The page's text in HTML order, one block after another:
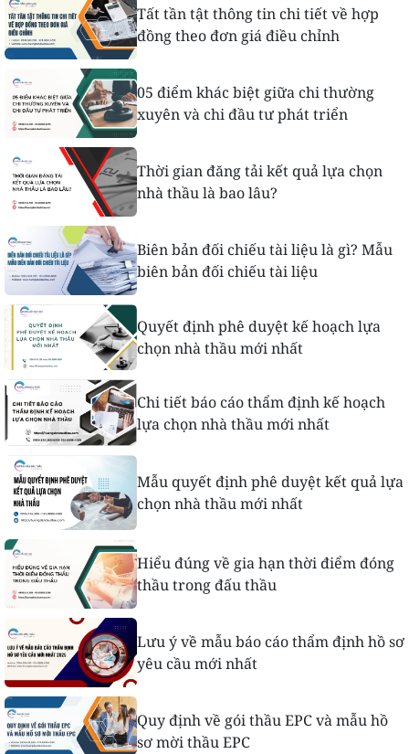
Tất tần tật thông tin chi tiết về hợp
đồng theo đơn giá điều chỉnh
05 điểm khác biệt giữa chi thường
xuyên và chi đầu tư phát triển
Thời gian đăng tải kết quả lựa chọn
nhà thầu là bao lâu?
Biên bản đối chiếu tài liệu là gì? Mẫu
biên bản đối chiếu tài liệu
Quyết định phê duyệt kế hoạch lựa
chọn nhà thầu mới nhất
Chi tiết báo cáo thẩm định kế hoạch
lựa chọn nhà thầu mới nhất
Mẫu quyết định phê duyệt kết quả lựa
chọn nhà thầu mới nhất
Hiểu đúng về gia hạn thời điểm đóng
thầu trong đấu thầu
Lưu ý về mẫu báo cáo thẩm định hồ sơ
yêu cầu mới nhất
Quy định về gói thầu EPC và mẫu hồ
sơ mời thầu EPC